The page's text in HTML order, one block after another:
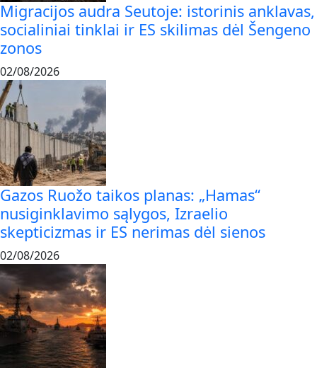
Migracijos audra Seutoje: istorinis anklavas,
socialiniai tinklai ir ES skilimas dėl Šengeno
zonos
02/08/2026
Gazos Ruožo taikos planas: „Hamas“
nusiginklavimo sąlygos, Izraelio
skepticizmas ir ES nerimas dėl sienos
02/08/2026